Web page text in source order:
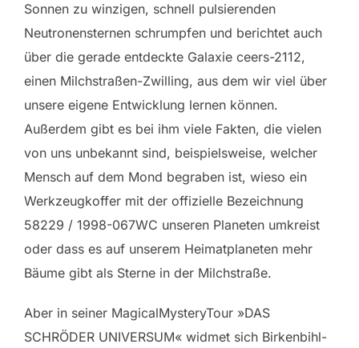
Sonnen zu winzigen, schnell pulsierenden
Neutronensternen schrumpfen und berichtet auch
über die gerade entdeckte Galaxie ceers-2112,
einen Milchstraßen-Zwilling, aus dem wir viel über
unsere eigene Entwicklung lernen können.
Außerdem gibt es bei ihm viele Fakten, die vielen
von uns unbekannt sind, beispielsweise, welcher
Mensch auf dem Mond begraben ist, wieso ein
Werkzeugkoffer mit der offizielle Bezeichnung
58229 / 1998-067WC unseren Planeten umkreist
oder dass es auf unserem Heimatplaneten mehr
Bäume gibt als Sterne in der Milchstraße.
Aber in seiner MagicalMysteryTour »DAS
SCHRÖDER UNIVERSUM« widmet sich Birkenbihl-